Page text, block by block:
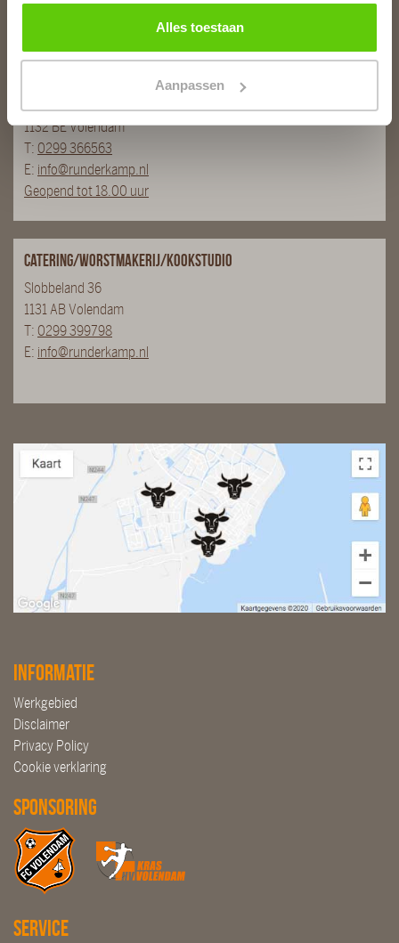
Alles toestaan
Aanpassen
Geopend tot 18.00 uur
1132 BE Volendam
T: 0299 366563
E: info@runderkamp.nl
Geopend tot 18.00 uur
Catering/Worstmakerij/Kookstudio
Slobbeland 36
1131 AB Volendam
T: 0299 399798
E: info@runderkamp.nl
Informatie
Werkgebied
Disclaimer
Privacy Policy
Cookie verklaring
Sponsoring
Service